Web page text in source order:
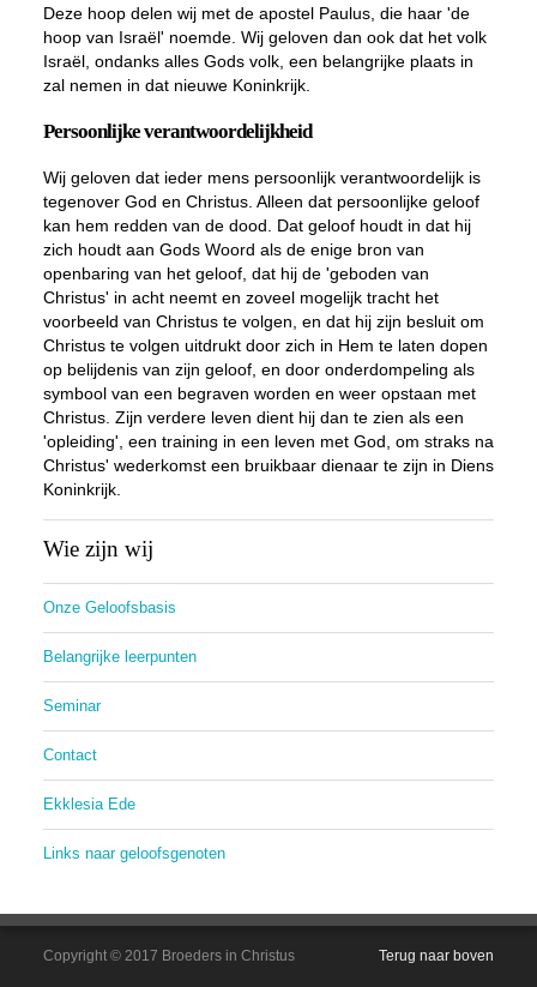
Deze hoop delen wij met de apostel Paulus, die haar 'de
hoop van Israël' noemde. Wij geloven dan ook dat het volk
Israël, ondanks alles Gods volk, een belangrijke plaats in
zal nemen in dat nieuwe Koninkrijk.
Persoonlijke verantwoordelijkheid
Wij geloven dat ieder mens persoonlijk verantwoordelijk is
tegenover God en Christus. Alleen dat persoonlijke geloof
kan hem redden van de dood. Dat geloof houdt in dat hij
zich houdt aan Gods Woord als de enige bron van
openbaring van het geloof, dat hij de 'geboden van
Christus' in acht neemt en zoveel mogelijk tracht het
voorbeeld van Christus te volgen, en dat hij zijn besluit om
Christus te volgen uitdrukt door zich in Hem te laten dopen
op belijdenis van zijn geloof, en door onderdompeling als
symbool van een begraven worden en weer opstaan met
Christus. Zijn verdere leven dient hij dan te zien als een
'opleiding', een training in een leven met God, om straks na
Christus' wederkomst een bruikbaar dienaar te zijn in Diens
Koninkrijk.
Wie zijn wij
Onze Geloofsbasis
Belangrijke leerpunten
Seminar
Contact
Ekklesia Ede
Links naar geloofsgenoten
Terug naar boven
Copyright © 2017 Broeders in Christus